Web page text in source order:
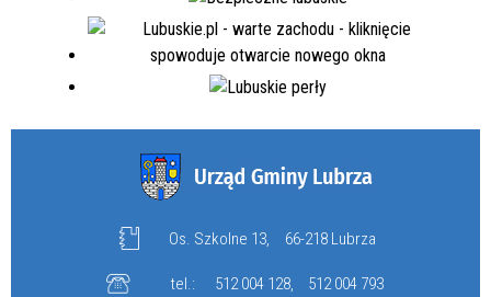
Os. Szkolne 13, 66-218 Lubrza
tel.: 512 004 128 512 004 793